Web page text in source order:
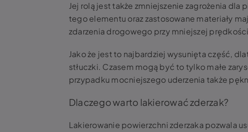
Jej rolą jest także zmniejszenie zagrożenia dla
tego elementu oraz zastosowane materiały
zdarzenia drogowego przy mniejszej
Jako że jest to najbardziej wysunięta część,
stłuczki. Czasem mogą być to tylko małe
przypadku mocniejszego uderzenia także
Dlaczego warto lakierować zderzak?
Lakierowanie powierzchni zderzaka pozwala